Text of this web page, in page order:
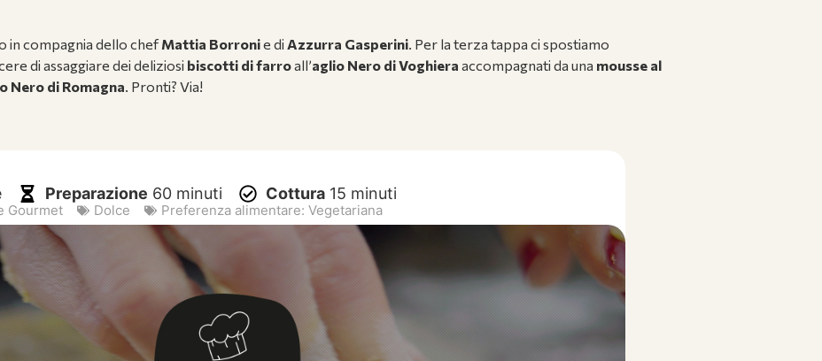
in compagnia dello chef Mattia Borronie di Azzurra Gasperini. Per la terza tappa ci spostiamo
di assaggiare dei deliziosi biscotti di farroall’aglio Nero di Voghiera accompagnati da una mousse al
Nero di Romagna. Pronti? Via!
Preparazione 60 minuti Cottura 15 minuti
Gourmet Dolce Preferenza alimentare: Vegetariana